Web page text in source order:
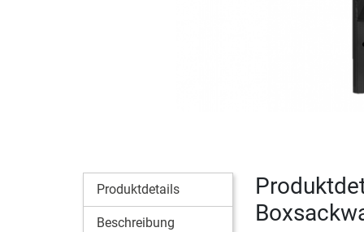
Produktdetails
Beschreibung